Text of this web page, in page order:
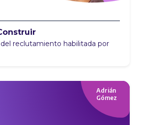
reclutamiento habilitada por
Adrián
Gómez